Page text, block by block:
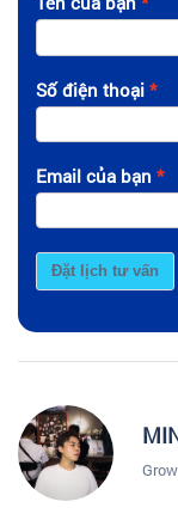
Số điện thoại
Email của bạn
Đặt lịch tư vấn